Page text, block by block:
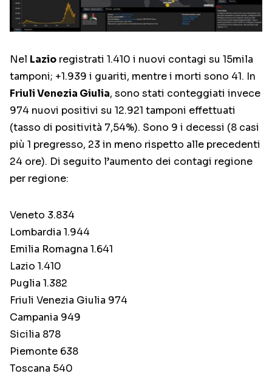
Nel Lazio registrati 1.410 i nuovi contagi su 15mila
tamponi; +1.939 i guariti, mentre i morti sono 41. In
Friuli Venezia Giulia, sono stati conteggiati invece
974 nuovi positivi su 12.921 tamponi effettuati
(tasso di positività 7,54%). Sono 9 i decessi (8 casi
più 1 pregresso, 23 in meno rispetto alle precedenti
24 ore). Di seguito l’aumento dei contagi regione
per regione:
Veneto 3.834
Lombardia 1.944
Emilia Romagna 1.641
Lazio 1.410
Puglia 1.382
Friuli Venezia Giulia 974
Campania 949
Sicilia 878
Piemonte 638
Toscana 540